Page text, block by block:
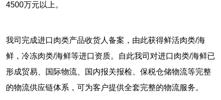
4500万元以上。
我司完成进口肉类产品收货人备案，由此获得鲜活肉类/海
鲜，冷冻肉类/海鲜等进口资质。自此我司对进口肉类/海鲜已
形成贸易、国际物流、国内报关报检、保税仓储物流等完整
的物流供应链体系，可为客户提供全套完整的物流服务。